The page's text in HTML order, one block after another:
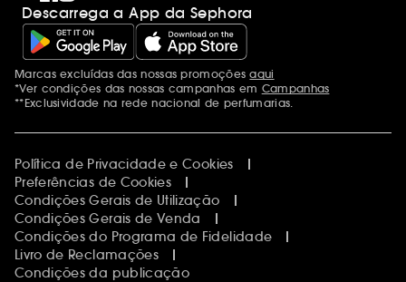
Descarrega a App da Sephora
Menções adicionais
Marcas excluídas das nossas promoçõesaqui
*Ver condições das nossas campanhas em Campanhas
**Exclusividade na rede nacional de perfumarias.
Política de Privacidade e Cookies
Preferências de Cookies
Condições Gerais de Utilização
Condições Gerais de Venda
Condições do Programa de Fidelidade
Livro de Reclamações
Condições da publicação